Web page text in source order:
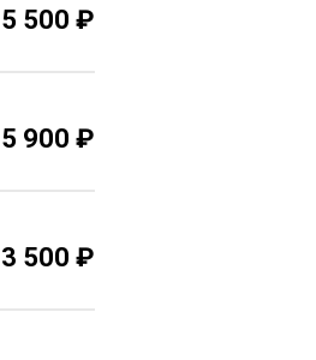
5 500 ₽
5 900 ₽
3 500 ₽